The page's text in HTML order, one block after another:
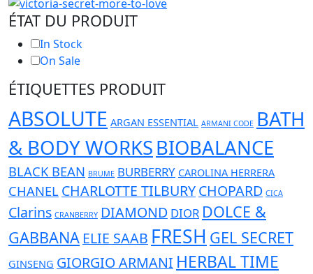
ÉTAT DU PRODUIT
In Stock
On Sale
ÉTIQUETTES PRODUIT
ABSOLUTE ARGAN ESSENTIAL ARMANI CODE BATH
& BODY WORKSBIOBALANCE
BLACK BEAN BRUME BURBERRY CAROLINA HERRERA
CHANEL CHARLOTTE TILBURYCHOPARD CICA
Clarins CRANBERRY DIAMOND DIOR DOLCE &
GABBANA ELIE SAAB FRESH GEL SECRET
GINSENG GIORGIO ARMANI HERBAL TIME